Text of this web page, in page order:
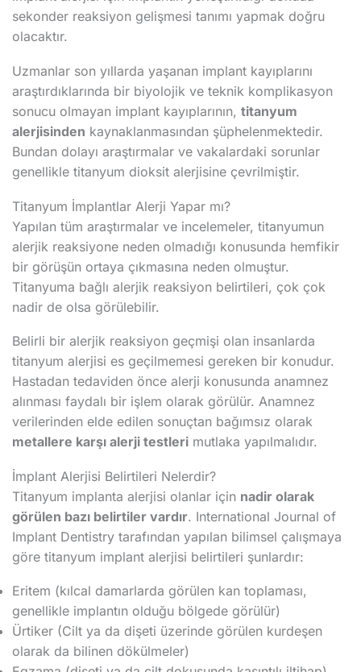
sekonder reaksiyon gelişmesi tanımı yapmak doğru
olacaktır.
Uzmanlar son yıllarda yaşanan implant kayıplarını
araştırdıklarında bir biyolojik ve teknik komplikasyon
sonucu olmayan implant kayıplarının, titanyum
alerjisinden kaynaklanmasından şüphelenmektedir.
Bundan dolayı araştırmalar ve vakalardaki sorunlar
genellikle titanyum dioksit alerjisine çevrilmiştir.
Titanyum İmplantlar Alerji Yapar mı?
Yapılan tüm araştırmalar ve incelemeler, titanyumun
alerjik reaksiyone neden olmadığı konusunda hemfikir
bir görüşün ortaya çıkmasına neden olmuştur.
Titanyuma bağlı alerjik reaksiyon belirtileri, çok çok
nadir de olsa görülebilir.
Belirli bir alerjik reaksiyon geçmişi olan insanlarda
titanyum alerjisi es geçilmemesi gereken bir konudur.
Hastadan tedaviden önce alerji konusunda anamnez
alınması faydalı bir işlem olarak görülür. Anamnez
verilerinden elde edilen sonuçtan bağımsız olarak
metallere karşı alerji testleri mutlaka yapılmalıdır.
İmplant Alerjisi Belirtileri Nelerdir?
Titanyum implanta alerjisi olanlar için nadir olarak
görülen bazı belirtiler vardır. International Journal of
Implant Dentistry tarafından yapılan bilimsel çalışmaya
göre titanyum implant alerjisi belirtileri şunlardır:
Eritem (kılcal damarlarda görülen kan toplaması,
genellikle implantın olduğu bölgede görülür)
Ürtiker (Cilt ya da dişeti üzerinde görülen kurdeşen
olarak da bilinen dökülmeler)